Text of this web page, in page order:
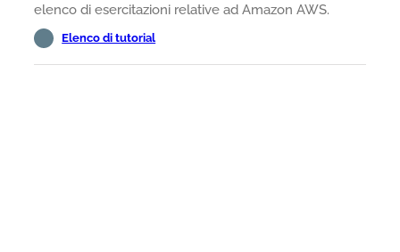
elenco di esercitazioni relative ad Amazon AWS.
Elenco di tutorial